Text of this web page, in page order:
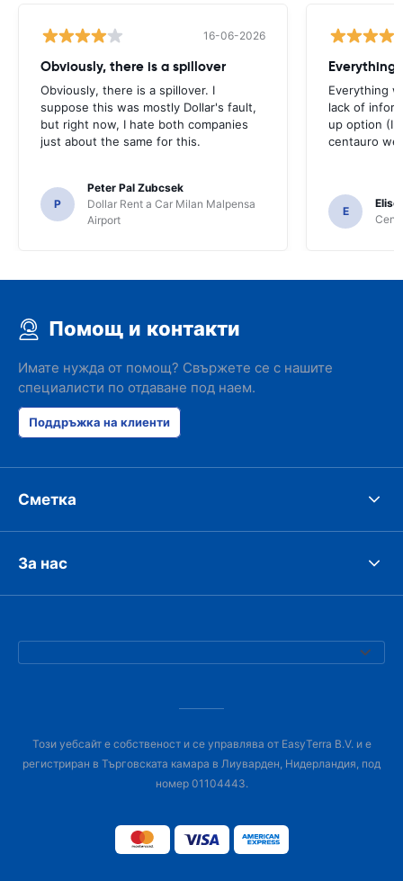
16-06-2026
Obviously, there is a spillover
Obviously, there is a spillover. I
suppose this was mostly Dollar's fault,
but right now, I hate both companies
just about the same for this.
P
Peter Pal Zubcsek
Dollar Rent a Car Milan Malpensa
Airport
Everything
Everything
lack of
up option (I
centauro
E
Помощ и контакти
Имате нужда от помощ? Свържете се с нашите
специалисти по отдаване под наем.
Поддръжка на клиенти
Сметка
За нас
Този уебсайт е собственост и се управлява от EasyTerra B.V. и е
регистриран в Търговската камара в Лиуварден, Нидерландия, под
номер 01104443.